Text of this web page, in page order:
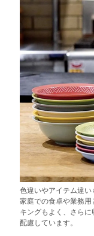
色違いやアイテム違
家庭での食卓や業務
キングもよく、さら
配慮しています。